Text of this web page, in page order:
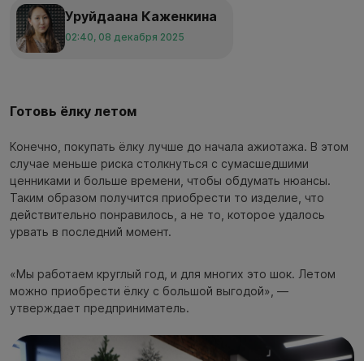
Уруйдаана Каженкина
02:40, 08 декабря 2025
Готовь ёлку летом
Конечно, покупать ёлку лучше до начала ажиотажа. В этом
случае меньше риска столкнуться с сумасшедшими
ценниками и больше времени, чтобы обдумать нюансы.
Таким образом получится приобрести то изделие, что
действительно понравилось, а не то, которое удалось
урвать в последний момент.
«Мы работаем круглый год, и для многих это шок. Летом
можно приобрести ёлку с большой выгодой», —
утверждает предприниматель.